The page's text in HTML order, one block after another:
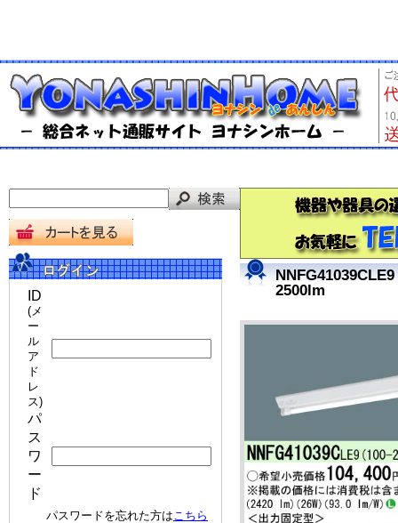
ID
(メ
ー
ル
ア
ド
レ
ス)
パ
ス
ワ
ー
ド
パスワードを忘れた方はこちら
2500lm